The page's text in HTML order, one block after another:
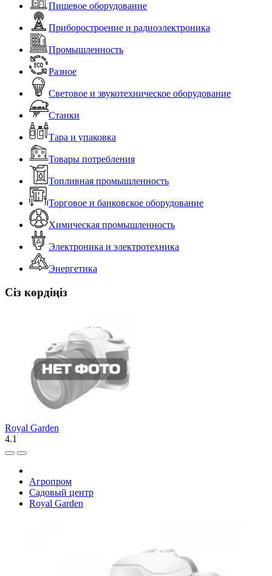
Пищевое оборудование
Приборостроение и радиоэлектроника
Промышленность
Разное
Световое и звукотехническое оборудование
Станки
Тара и упаковка
Товары потребления
Топливная промышленность
Торговое и банковское оборудование
Химическая промышленность
Электроника и электротехника
Энергетика
Сіз көрдіңіз
Royal Garden
4.1
Агропром
Садовый центр
Royal Garden